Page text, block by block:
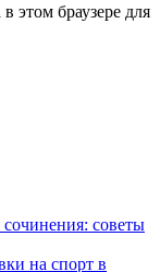
этом браузере для
советы
на спорт в